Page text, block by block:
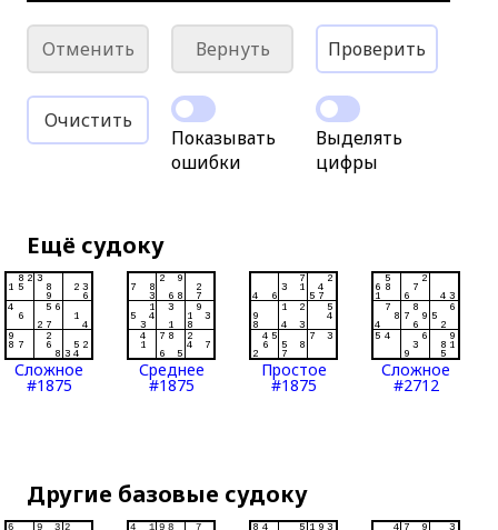
Отменить Вернуть Проверить
Очистить
Показывать
ошибки
Выделять
цифры
Ещё судоку
Сложное
#1875
Среднее
#1875
Простое
#1875
Сложное
#2712
Другие базовые судоку